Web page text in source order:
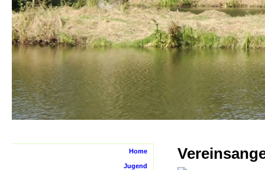
Home
Jugend